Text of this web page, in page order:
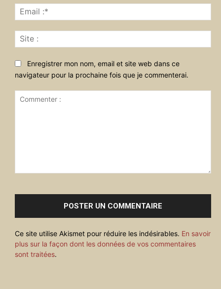
:*
:
Enregistrer mon nom, email et site web dans ce
navigateur pour la prochaine fois que je commenterai.
Ce site utilise Akismet pour réduire les indésirables. En savoir
plus sur la façon dont les données de vos commentaires
sont traitées.